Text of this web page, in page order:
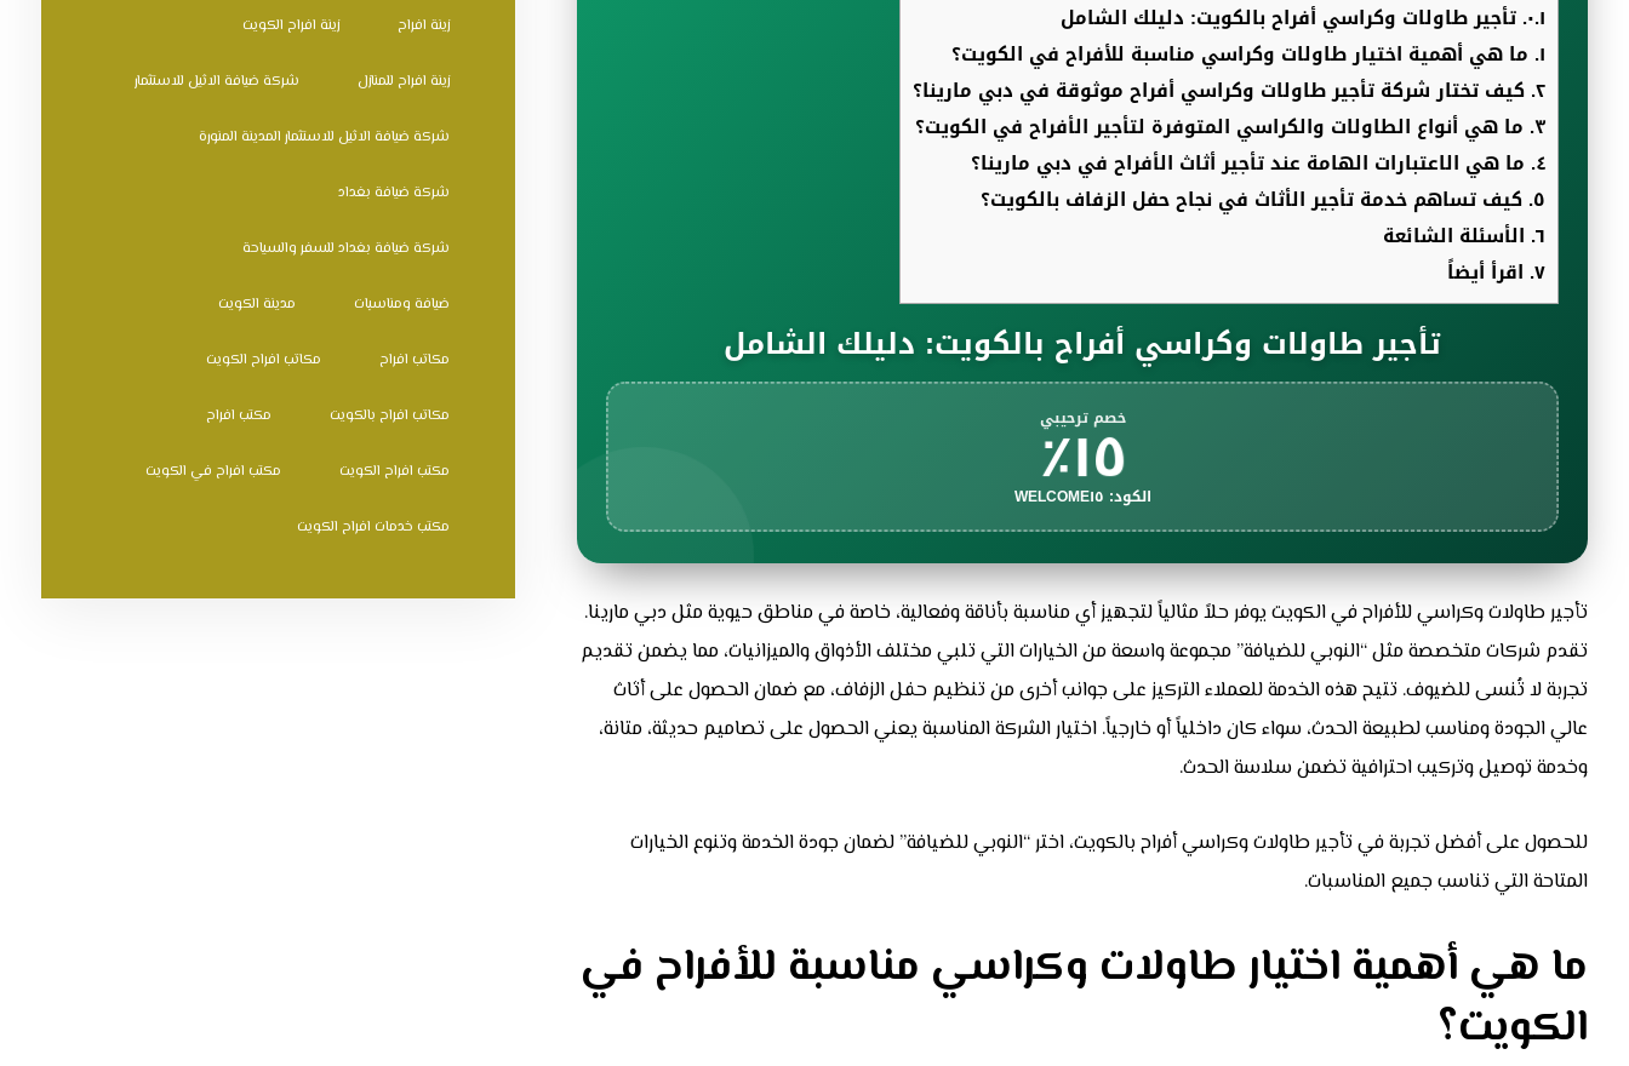
٠.١. تأجير طاولات وكراسي أفراح بالكويت: دليلك الشامل
١. ما هي أهمية اختيار طاولات وكراسي مناسبة للأفراح في الكويت؟
٢. كيف تختار شركة تأجير طاولات وكراسي أفراح موثوقة في دبي مارينا؟
٣. ما هي أنواع الطاولات والكراسي المتوفرة لتأجير الأفراح في الكويت؟
٤. ما هي الاعتبارات الهامة عند تأجير أثاث الأفراح في دبي مارينا؟
٥. كيف تساهم خدمة تأجير الأثاث في نجاح حفل الزفاف بالكويت؟
٦. الأسئلة الشائعة
٧. اقرأ أيضاً
تأجير طاولات وكراسي أفراح بالكويت: دليلك الشامل
خصم ترحيبي
١٥٪الكود: WELCOME١٥
تأجير طاولات وكراسي للأفراح في الكويت يوفر حلاً مثالياً لتجهيز أي مناسبة بأناقة وفعالية، خاصة في مناطق حيوية مثل دبي مارينا.
تقدم شركات متخصصة مثل “النوبي للضيافة” مجموعة واسعة من الخيارات التي تلبي مختلف الأذواق والميزانيات، مما يضمن تقديم
تجربة لا تُنسى للضيوف. تتيح هذه الخدمة للعملاء التركيز على جوانب أخرى من تنظيم حفل الزفاف، مع ضمان الحصول على أثاث
عالي الجودة ومناسب لطبيعة الحدث، سواء كان داخلياً أو خارجياً. اختيار الشركة المناسبة يعني الحصول على تصاميم حديثة، متانة،
وخدمة توصيل وتركيب احترافية تضمن سلاسة الحدث.
للحصول على أفضل تجربة في تأجير طاولات وكراسي أفراح بالكويت، اختر “النوبي للضيافة” لضمان جودة الخدمة وتنوع الخيارات
المتاحة التي تناسب جميع المناسبات.
ما هي أهمية اختيار طاولات وكراسي مناسبة للأفراح في
الكويت؟
زينة افراح زينة افراح الكويت
زينة افراح للمنازل شركة ضيافة الاثيل للاستثمار
شركة ضيافة الاثيل للاستثمار المدينة المنورة
شركة ضيافة بغداد
شركة ضيافة بغداد للسفر والسياحة
ضيافة ومناسبات مدينة الكويت
مكاتب افراح مكاتب افراح الكويت
مكاتب افراح بالكويت مكتب افراح
مكتب افراح الكويت مكتب افراح في الكويت
مكتب خدمات افراح الكويت